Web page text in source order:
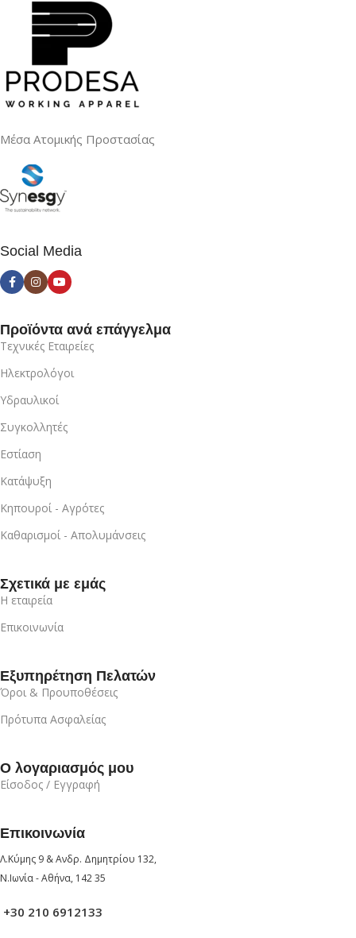
Μέσα Ατομικής Προστασίας
Social Media
Προϊόντα ανά επάγγελμα
Τεχνικές Εταιρείες
Ηλεκτρολόγοι
Υδραυλικοί
Συγκολλητές
Εστίαση
Κατάψυξη
Κηπουροί - Αγρότες
Καθαρισμοί - Απολυμάνσεις
Σχετικά με εμάς
Η εταιρεία
Επικοινωνία
Εξυπηρέτηση Πελατών
Όροι & Προυποθέσεις
Πρότυπα Ασφαλείας
Ο λογαριασμός μου
Είσοδος / Εγγραφή
Επικοινωνία
Λ.Κύμης 9 & Ανδρ. Δημητρίου 132,
Ν.Ιωνία - Αθήνα, 142 35
+30 210 6912133